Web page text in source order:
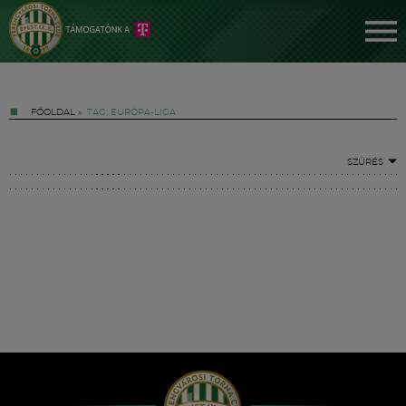
FŐOLDAL » TAG: EURÓPA-LIGA
SZŰRÉS
Hírek